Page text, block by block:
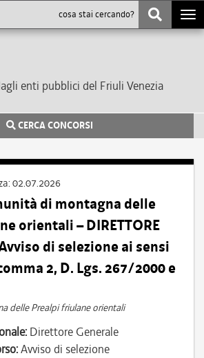
enti pubblici del Friuli Venezia
CERCA CONCORSI
02.07.2026
di montagna delle
orientali – DIRETTORE
di selezione ai sensi
2, D. Lgs. 267/2000 e
delle Prealpi friulane orientali
Direttore Generale
Avviso di selezione